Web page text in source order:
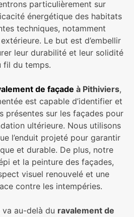
particulièrement sur
énergétique des habitats
techniques, notamment
Le but est d’embellir
leur durabilité et leur solidité
fil du temps.
de façade à Pithiviers,
est capable d’identifier et
présentes sur les façades pour
ultérieure. Nous utilisons
l’enduit projeté pour garantir
et durable. De plus, notre
et la peinture des façades,
visuel renouvelé et une
contre les intempéries.
au-delà du ravalement de